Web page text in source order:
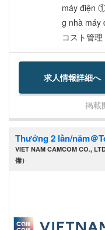
máy điện ① 発電所の施工管理 ① Quản lý thi côn
g nhà máy điện スケジュール管理
コスト管理 Quản lý tiến độ, chất lượng, an toàn v
à chi phí 協力会社・作業員との連携 Làm việc với
các đơn vị
のO&M業
M) 設備の監視、異常の確認 Giám sát thiết bị, kiể
m tra bất thường 点検計画・
ch bảo trì,
求人情報詳細へ
掲載
Thưởng 2 lần/năm＠
VIET NAM CAMCOM CO.,
備）